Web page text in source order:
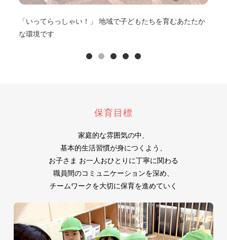
観光船の船長さんと乗船の方と笑顔で手をふってご挨拶し
ます
保育目標
家庭的な雰囲気の中、
基本的生活習慣が身につくよう、
お子さま お一人おひとりに丁寧に関わる
職員間のコミュニケーションを深め、
チームワークを大切に保育を進めていく